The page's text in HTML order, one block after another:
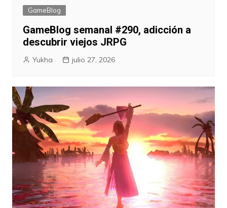
GameBlog
GameBlog semanal #290, adicción a
descubrir viejos JRPG
Yukha julio 27, 2026